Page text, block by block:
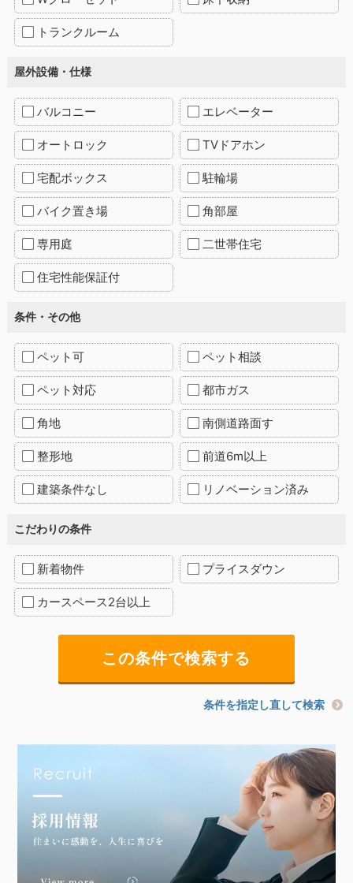
トランクルーム
屋外設備・仕様
バルコニー エレベーター
オートロック TVドアホン
宅配ボックス 駐輪場
バイク置き場 角部屋
専用庭 二世帯住宅
住宅性能保証付
条件・その他
ペット可 ペット相談
ペット対応 都市ガス
角地 南側道路面す
整形地 前道6m以上
建築条件なし リノベーション済み
こだわりの条件
新着物件 プライスダウン
カースペース2台以上
条件を指定し直して検索